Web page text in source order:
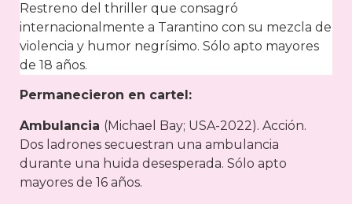
Restreno del thriller que consagró
internacionalmente a Tarantino con su mezcla de
violencia y humor negrísimo. Sólo apto mayores
de 18 años.
Permanecieron en cartel:
Ambulancia (Michael Bay; USA-2022). Acción.
Dos ladrones secuestran una ambulancia
durante una huida desesperada. Sólo apto
mayores de 16 años.